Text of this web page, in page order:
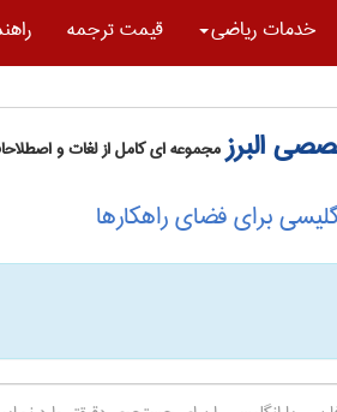
خدمات رياضی قیمت ترجمه
البرزمجموعه ای کامل از لغات و
برای فضای راهکارها